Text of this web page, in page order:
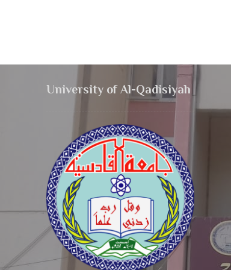
University of Al-Qadisiyah